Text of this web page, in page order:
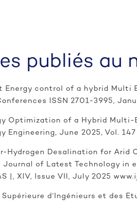
publiés au
Energy control of a hybrid Multi
ISSN 2701-3995,
Optimization of a Hybrid
Engineering, June 2025, Vol.
Hydrogen Desalination for Arid
of Latest Technology in
|, XIV, Issue VII, July 2025
d’Ingénieurs et des